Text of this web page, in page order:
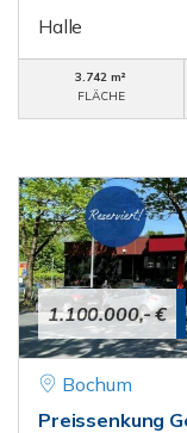
Halle
3.742 m²
FLÄCHE
1.100.000,- €
Bochum
Preissenkung